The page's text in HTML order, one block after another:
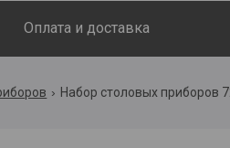
Оплата и доставка
Набор столовых приборов